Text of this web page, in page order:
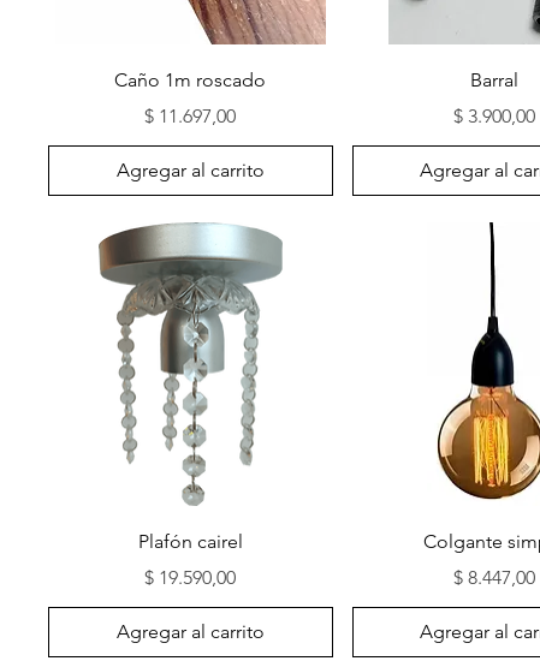
Vista rápida
Caño 1m roscado
Precio
$ 11.697,00
Agregar al carrito
Vista rápida
Barral
Precio
$ 3.900,00
Agregar al
Vista rápida
Plafón cairel
Precio
$ 19.590,00
Agregar al carrito
Vista rápida
Colgante
Precio
$ 8.447,00
Agregar al